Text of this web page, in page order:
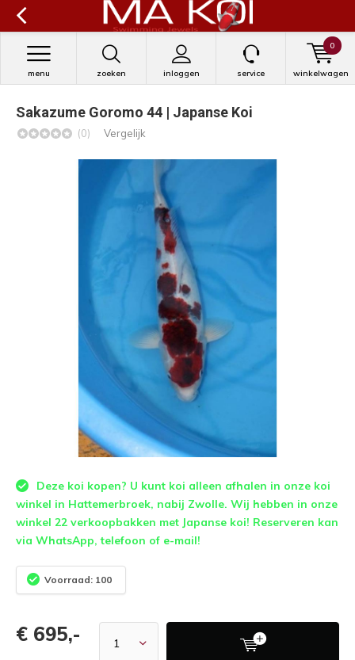
zoeken inloggen
menu service winkelwagen
0
Sakazume Goromo 44 | Japanse Koi
(0) Vergelijk
Deze koi kopen? U kunt koi alleen afhalen in onze koi
winkel in Hattemerbroek, nabij Zwolle. Wij hebben in onze
winkel 22 verkoopbakken met Japanse koi! Reserveren kan
via WhatsApp, telefoon of e-mail!
Voorraad: 100
€ 695,-